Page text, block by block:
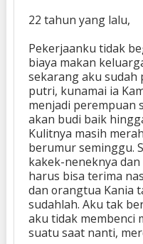
22 tahun yang lalu,
Pekerjaanku tidak
biaya makan
sekarang aku sudah
putri, kunamai ia
menjadi perempuan
akan budi baik
Kulitnya masih
berumur seminggu.
kakek-neneknya
harus bisa terima
dan orangtua Kania
sudahlah. Aku tak
aku tidak membenci
suatu saat nanti,